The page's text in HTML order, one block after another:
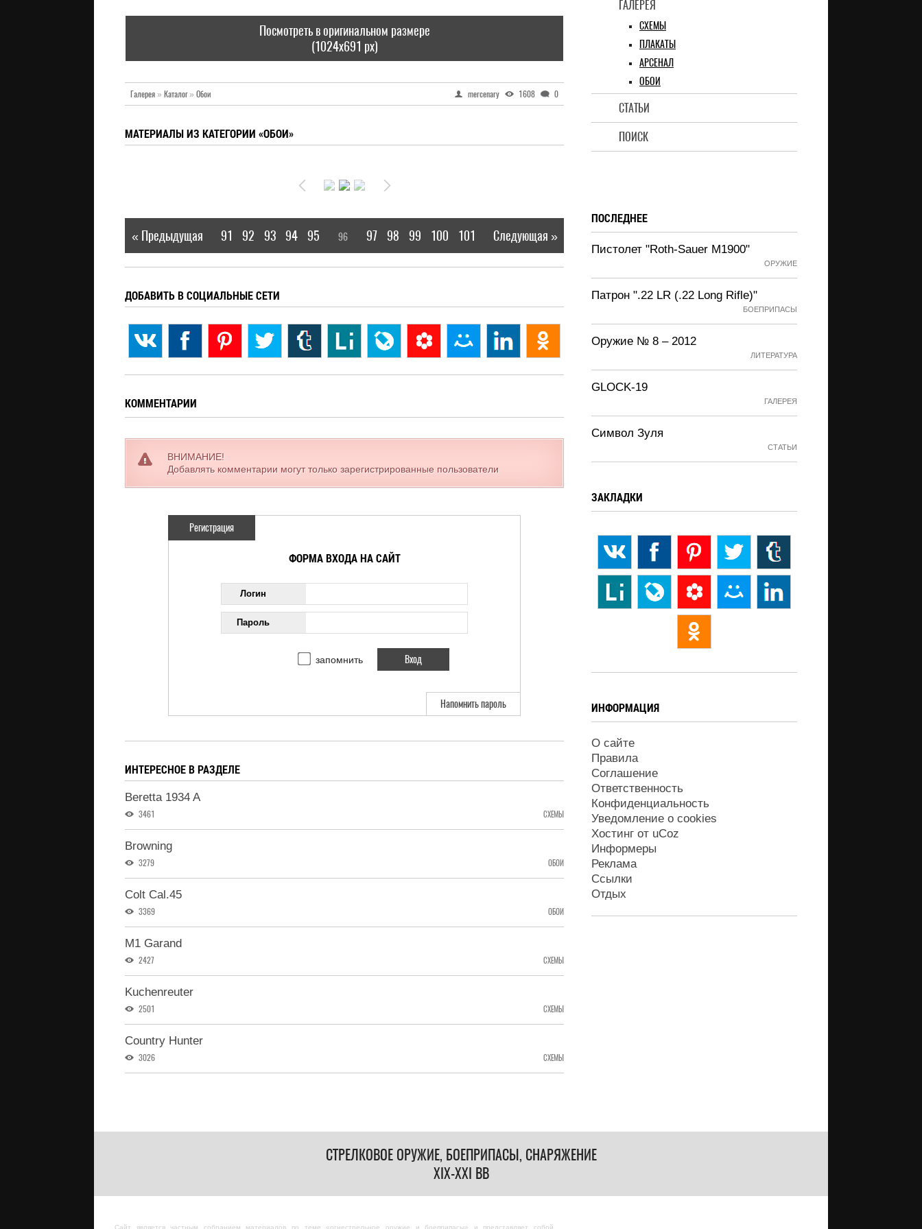
ГАЛЕРЕЯ
СХЕМЫ
ПЛАКАТЫ
АРСЕНАЛ
ОБОИ
СТАТЬИ
ПОИСК
Посмотреть в оригинальном размере
(1024x691 px)
Галерея» Каталог» Обои mercenary 1608 0
МАТЕРИАЛЫ ИЗ КАТЕГОРИИ «ОБОИ»
« Предыдущая 91 92 93 94 95 96 97 98 99 100 101 Следующая »
ДОБАВИТЬ В СОЦИАЛЬНЫЕ СЕТИ
КОММЕНТАРИИ
ВНИМАНИЕ!
Добавлять комментарии могут только зарегистрированные пользователи
Регистрация
ФОРМА ВХОДА НА САЙТ
Логин
Пароль
запомнить
Напомнить пароль
ИНТЕРЕСНОЕ В РАЗДЕЛЕ
Beretta 1934 A
3461 СХЕМЫ
Browning
3279 ОБОИ
Colt Cal.45
3369 ОБОИ
M1 Garand
2427 СХЕМЫ
Kuchenreuter
2501 СХЕМЫ
Country Hunter
3026 СХЕМЫ
ПОСЛЕДНЕЕ
Пистолет "Roth-Sauer M1900"
ОРУЖИЕ
Патрон ".22 LR (.22 Long Rifle)"
БОЕПРИПАСЫ
Оружие № 8 – 2012
ЛИТЕРАТУРА
GLOCK-19
ГАЛЕРЕЯ
Символ Зуля
СТАТЬИ
ЗАКЛАДКИ
ИНФОРМАЦИЯ
О сайте
Правила
Соглашение
Ответственность
Конфиденциальность
Уведомление о cookies
Хостинг от uCoz
Информеры
Реклама
Ссылки
Отдых
СТРЕЛКОВОЕ ОРУЖИЕ, БОЕПРИПАСЫ, СНАРЯЖЕНИЕ
XIX-XXI ВВ
Сайт является частным собранием материалов по теме «огнестрельное оружие и боеприпасы» и представляет собой